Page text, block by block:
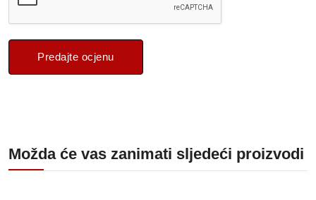
Predajte ocjenu
Možda će vas zanimati sljedeći proizvodi